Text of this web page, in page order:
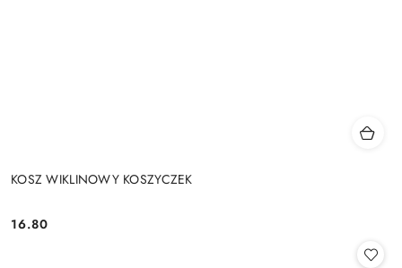
KOSZ WIKLINOWY KOSZYCZEK
Cena:
16.80